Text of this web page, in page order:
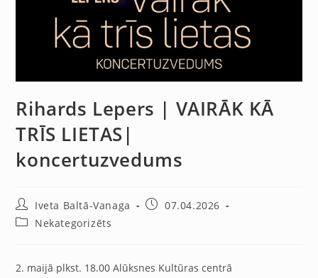
Rihards Lepers | VAIRĀK KĀ
TRĪS LIETAS|
koncertuzvedums
Iveta Baltā-Vanaga
07.04.2026
Nekategorizēts
2. maijā plkst. 18.00 Alūksnes Kultūras centrā